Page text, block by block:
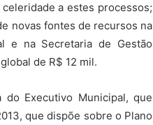
a estes processos;
novas fontes de recursos na
e na Secretaria de Gestão
de R$ 12 mil.
do Executivo Municipal, que
que dispõe sobre o Plano